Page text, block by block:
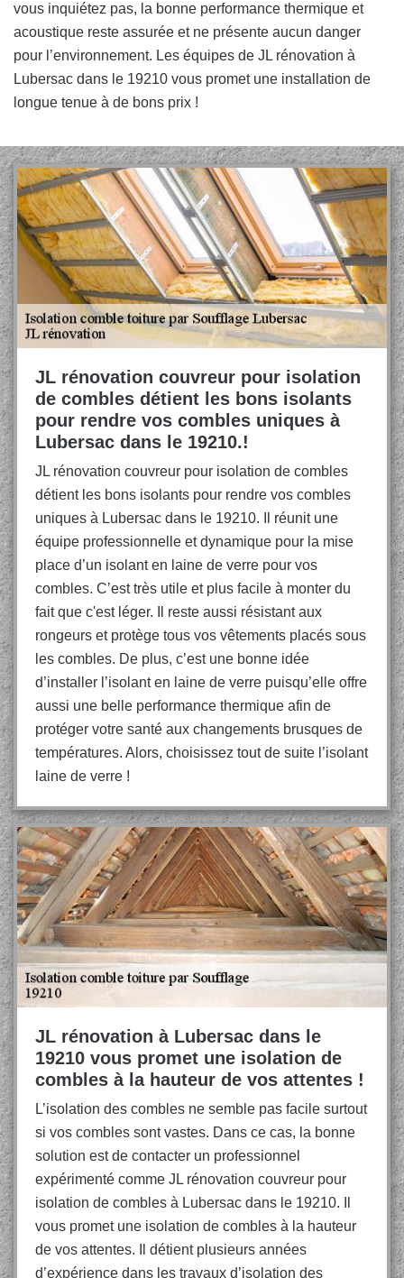
vous inquiétez pas, la bonne performance thermique et
acoustique reste assurée et ne présente aucun danger
pour l’environnement. Les équipes de JL rénovation à
Lubersac dans le 19210 vous promet une installation de
longue tenue à de bons prix !
JL rénovation couvreur pour isolation
de combles détient les bons isolants
pour rendre vos combles uniques à
Lubersac dans le 19210.!
JL rénovation couvreur pour isolation de combles
détient les bons isolants pour rendre vos combles
uniques à Lubersac dans le 19210. Il réunit une
équipe professionnelle et dynamique pour la mise
place d’un isolant en laine de verre pour vos
combles. C’est très utile et plus facile à monter du
fait que c'est léger. Il reste aussi résistant aux
rongeurs et protège tous vos vêtements placés sous
les combles. De plus, c’est une bonne idée
d’installer l’isolant en laine de verre puisqu’elle offre
aussi une belle performance thermique afin de
protéger votre santé aux changements brusques de
températures. Alors, choisissez tout de suite l’isolant
laine de verre !
JL rénovation à Lubersac dans le
19210 vous promet une isolation de
combles à la hauteur de vos attentes !
L’isolation des combles ne semble pas facile surtout
si vos combles sont vastes. Dans ce cas, la bonne
solution est de contacter un professionnel
expérimenté comme JL rénovation couvreur pour
isolation de combles à Lubersac dans le 19210. Il
vous promet une isolation de combles à la hauteur
de vos attentes. Il détient plusieurs années
d’expérience dans les travaux d’isolation des